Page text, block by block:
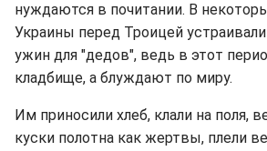
нуждаются в почитании. В
Украины перед Троицей
ужин для "дедов", ведь в этот
кладбище, а блуждают по миру.
Им приносили хлеб, клали на поля,
куски полотна как жертвы, плели